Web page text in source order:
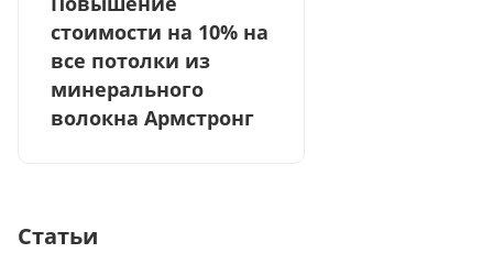
стоимости на 10% на
все потолки из
минерального
волокна Армстронг
Статьи